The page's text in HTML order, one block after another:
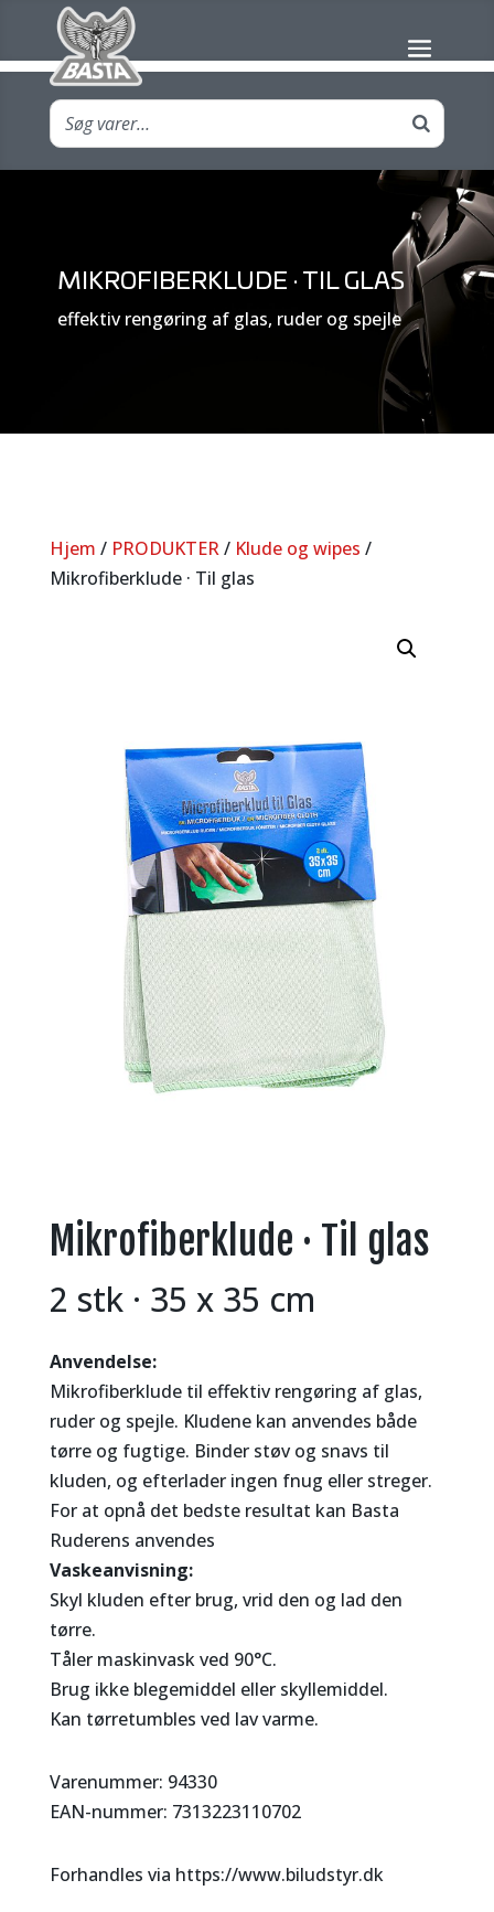
MIKROFIBERKLUDE · TIL GLAS
effektiv rengøring af glas, ruder og spejle
Hjem / PRODUKTER/ Klude og wipes /
Mikrofiberklude · Til glas
Mikrofiberklude · Til glas
2 stk · 35 x 35 cm
Anvendelse:
Mikrofiberklude til effektiv rengøring af glas,
ruder og spejle. Kludene kan anvendes både
tørre og fugtige. Binder støv og snavs til
kluden, og efterlader ingen fnug eller streger.
For at opnå det bedste resultat kan Basta
Ruderens anvendes
Vaskeanvisning:
Skyl kluden efter brug, vrid den og lad den
tørre.
Tåler maskinvask ved 90°C.
Brug ikke blegemiddel eller skyllemiddel.
Kan tørretumbles ved lav varme.
Varenummer: 94330
EAN-nummer: 7313223110702
Forhandles via https://www.biludstyr.dk